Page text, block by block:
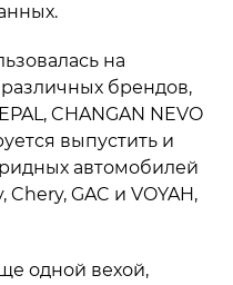
на
брендов,
CHANGAN NEVO
выпустить и
автомобилей
Chery, GAC и VOYAH,
одной вехой,